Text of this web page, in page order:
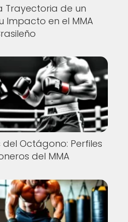
Trayectoria de un
Impacto en el MMA
Octágono: Perfiles
del MMA